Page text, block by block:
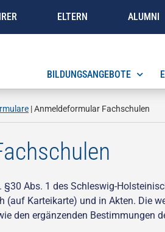
ELTERN ALUMNI
BILDUNGSANGEBOTE
|Anmeldeformular Fachschulen
Abs. 1 des Schleswig-
(auf Karteikarte) und in Akten. Die
den ergänzenden Bestimmungen